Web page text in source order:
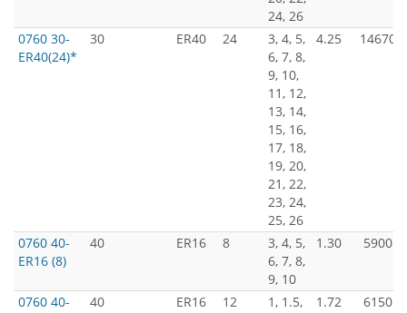
24, 26
0760 30-
ER40(24)*
30 ER40 24
3, 4, 5,
6, 7, 8,
9, 10,
11, 12,
13, 14,
15, 16,
17, 18,
19, 20,
21, 22,
23, 24,
25, 26
4.25 14670
0760 40-
ER16 (8)
40 ER16 8
3, 4, 5,
6, 7, 8,
9, 10
1.30 5900
0760 40-
40 ER16 12
1, 1.5,
1.72 6150